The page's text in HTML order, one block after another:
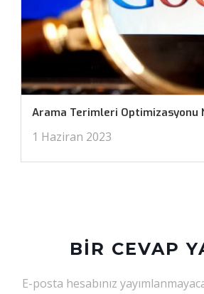
Arama Terimleri Optimizasyonu
1 Haziran 2023
BIR CEVAP
E-posta hesabınız